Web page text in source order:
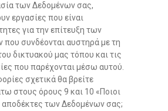
των Δεδομένων σας,
εργασίες που είναι
για την επίτευξη των
συνδέονται αυστηρά με τη
δικτυακού μας τόπου και τις
που παρέχονται μέσω αυτού.
σχετικά θα βρείτε
στους όρους 9 και 10 «Ποιοι
αποδέκτες των Δεδομένων σας;